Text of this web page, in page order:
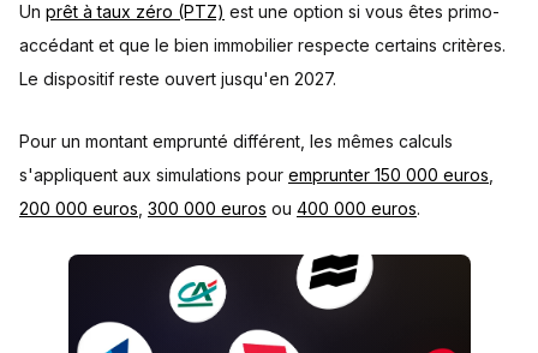
Un prêt à taux zéro (PTZ) est une option si vous êtes primo-
accédant et que le bien immobilier respecte certains critères.
Le dispositif reste ouvert jusqu'en 2027.
Pour un montant emprunté différent, les mêmes calculs
s'appliquent aux simulations pour emprunter 150 000 euros
200 000 euros 300 000 euros ou 400 000 euros.